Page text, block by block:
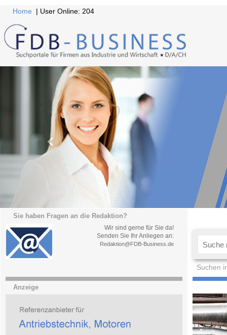
Home | User Online: 204
Sie haben Fragen an die Redaktion?
Wir sind gerne für Sie da!
Senden Sie Ihr Anliegen an:
Redaktion@FDB-Business.de
Suchen
Anzeige